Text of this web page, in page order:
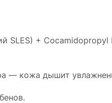
SLES) +
— кожа дышит